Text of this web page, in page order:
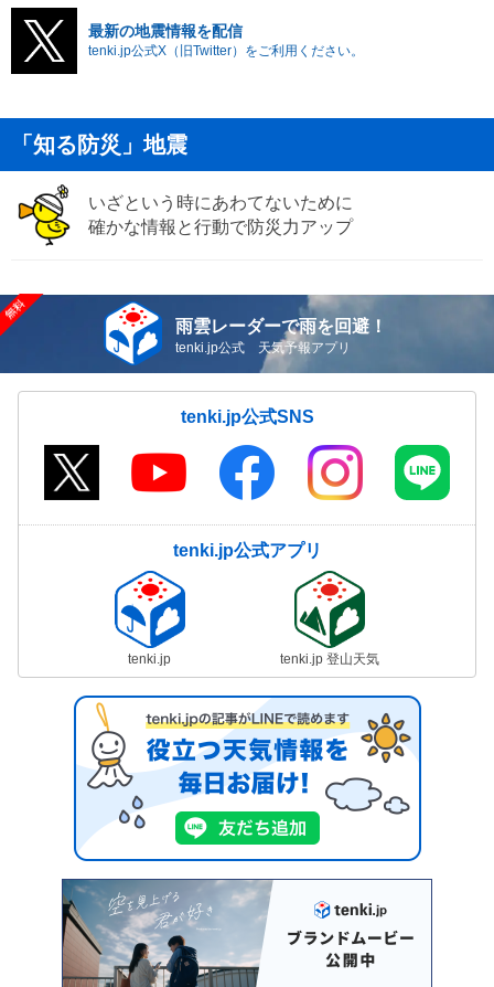
最新の地震情報を配信
tenki.jp公式X（旧Twitter）をご利用ください。
「知る防災」地震
いざという時にあわてないために
確かな情報と行動で防災力アップ
雨雲レーダーで雨を回避！
tenki.jp公式 天気予報アプリ
tenki.jp公式SNS
tenki.jp公式アプリ
tenki.jp tenki.jp 登山天気